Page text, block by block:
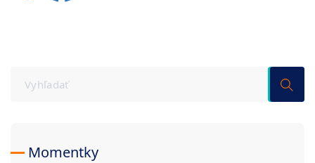
Momentky